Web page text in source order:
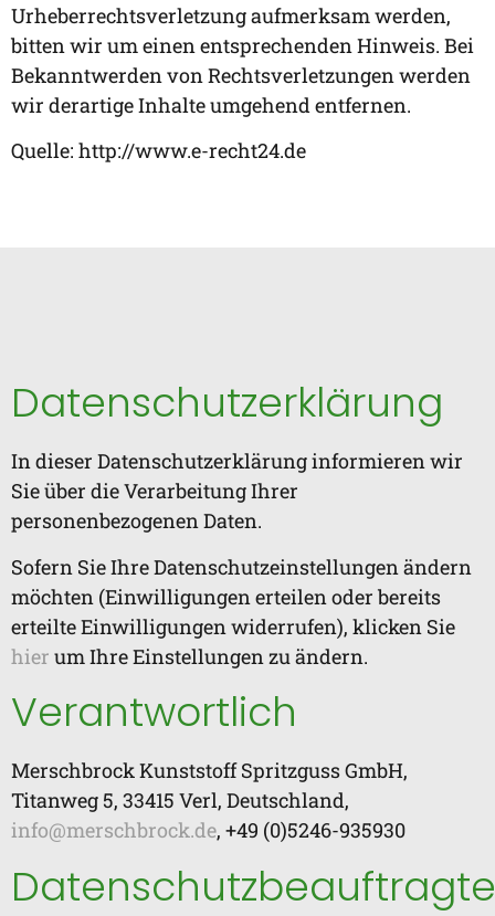
Urheberrechtsverletzung aufmerksam werden,
bitten wir um einen entsprechenden Hinweis. Bei
Bekanntwerden von Rechtsverletzungen werden
wir derartige Inhalte umgehend entfernen.
Quelle: http://www.e-recht24.de
Datenschutzerklärung
In dieser Datenschutzerklärung informieren wir
Sie über die Verarbeitung Ihrer
personenbezogenen Daten.
Sofern Sie Ihre Datenschutzeinstellungen ändern
möchten (Einwilligungen erteilen oder bereits
erteilte Einwilligungen widerrufen), klicken Sie
hier um Ihre Einstellungen zu ändern.
Verantwortlich
Merschbrock Kunststoff Spritzguss GmbH,
Titanweg 5, 33415 Verl, Deutschland,
info@merschbrock.de, +49 (0)5246-935930